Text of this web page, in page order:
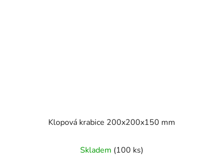
Klopová krabice 200x200x150 mm
Skladem (100 ks)